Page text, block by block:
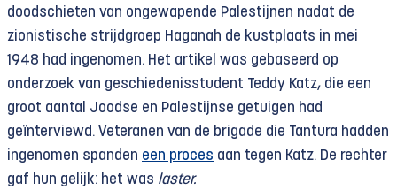
doodschieten van ongewapende Palestijnen nadat de
zionistische strijdgroep Haganah de kustplaats in mei
1948 had ingenomen. Het artikel was gebaseerd op
onderzoek van geschiedenisstudent Teddy Katz, die een
groot aantal Joodse en Palestijnse getuigen had
geïnterviewd. Veteranen van de brigade die Tantura hadden
ingenomen spanden een proces aan tegen Katz. De rechter
gaf hun gelijk: het was laster.